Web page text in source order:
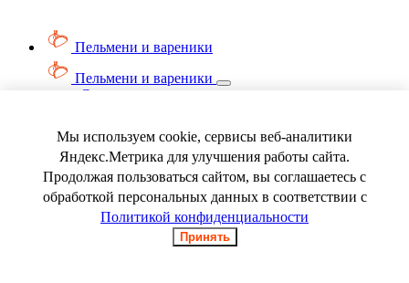
Пельмени и вареники
Пельмени и вареники
Смотреть весь раздел
Ягода замороженная
Мы используем cookie, сервисы веб-аналитики
Яндекс.Метрика для улучшения работы сайта.
Продолжая пользоваться сайтом, вы соглашаетесь с
обработкой персональных данных в соответствии с
Политикой конфиденциальности
Принять